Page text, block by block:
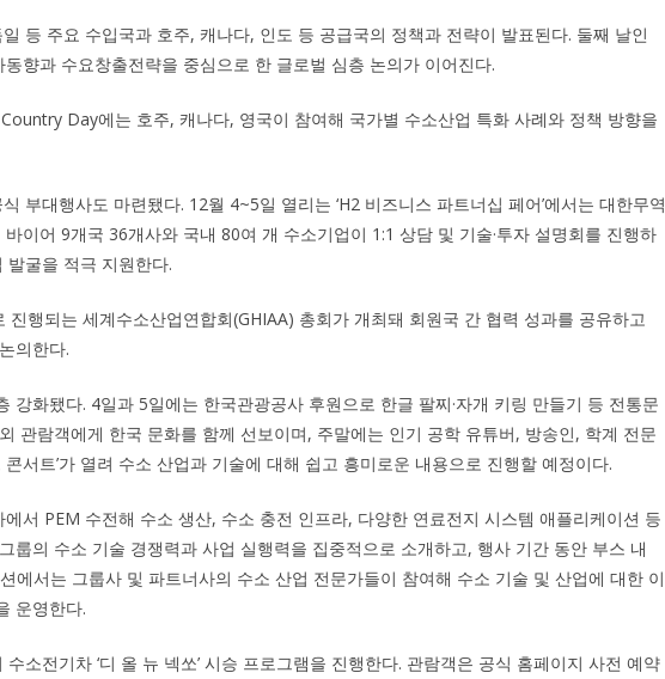
등 주요 수입국과 호주, 캐나다, 인도 등 공급국의 정책과 전략이 발표된다. 둘째 날인
향과 수요창출전략을 중심으로 한 글로벌 심층 논의가 이어진다.
Day에는 호주, 캐나다, 영국이 참여해 국가별 수소산업 특화 사례와 정책 방향을
부대행사도 마련됐다. 12월 4~5일 열리는 ‘H2 비즈니스 파트너십 페어’에서는 대한무역
이어 9개국 36개사와 국내 80여 개 수소기업이 1:1 상담 및 기술·투자 설명회를 진행하
굴을 적극 지원한다.
진행되는 세계수소산업연합회(GHIAA) 총회가 개최돼 회원국 간 협력 성과를 공유하고
의한다.
강화됐다. 4일과 5일에는 한국관광공사 후원으로 한글 팔찌·자개 키링 만들기 등 전통문
관람객에게 한국 문화를 함께 선보이며, 주말에는 인기 공학 유튜버, 방송인, 학계 전문
콘서트’가 열려 수소 산업과 기술에 대해 쉽고 흥미로운 내용으로 진행할 예정이다.
서 PEM 수전해 수소 생산, 수소 충전 인프라, 다양한 연료전지 시스템 애플리케이션 등
룹의 수소 기술 경쟁력과 사업 실행력을 집중적으로 소개하고, 행사 기간 동안 부스 내
에서는 그룹사 및 파트너사의 수소 산업 전문가들이 참여해 수소 기술 및 산업에 대한 이
운영한다.
소전기차 ‘디 올 뉴 넥쏘’ 시승 프로그램을 진행한다. 관람객은 공식 홈페이지 사전 예약